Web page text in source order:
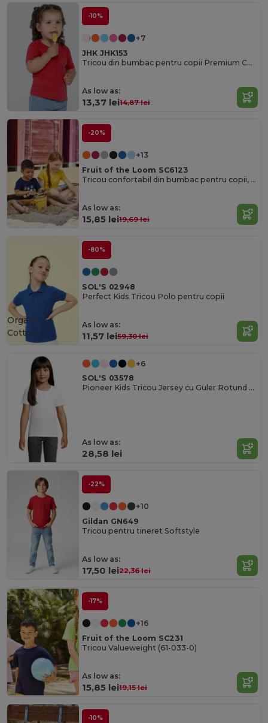
-10%
+7
JHK JHK153
Tricou din bumbac pentru copii Premium Comfort cu îmbrăcare ușoară
As low as:
13,37 lei14,87 lei
-20%
+13
Fruit of the Loom SC6123
Tricou confortabil din bumbac pentru copii, pentru purtare zilnică
As low as:
15,85 lei19,69 lei
-80%
SOL'S 02948
Perfect Kids Tricou Polo pentru copii
As low as:
11,57 lei59,30 lei
Organic
Cotton
+6
SOL'S 03578
Pioneer Kids Tricou Jersey cu Guler Rotund pentru Copii
As low as:
28,58 lei
-22%
+10
Gildan GN649
Tricou pentru tineret Softstyle
As low as:
17,50 lei22,36 lei
-17%
+16
Fruit of the Loom SC231
Tricou Valueweight (61-033-0)
As low as:
15,85 lei19,15 lei
-10%